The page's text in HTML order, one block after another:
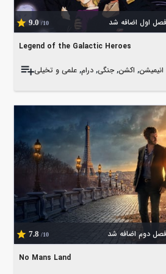
اول اضافه شد 9.0 /10
Legend of the Galactic Heroes
انیمیشن, اکشن, جنگی, درام, علمی و تخیلی
دوم اضافه شد 7.8 /10
No Mans Land